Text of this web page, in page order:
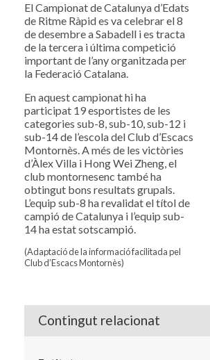
El Campionat de Catalunya d’Edats
de Ritme Ràpid es va celebrar el 8
de desembre a Sabadell i es tracta
de la tercera i última competició
important de l’any organitzada per
la Federació Catalana.
En aquest campionat hi ha
participat 19 esportistes de les
categories sub-8, sub-10, sub-12 i
sub-14 de l’escola del Club d’Escacs
Montornès. A més de les victòries
d’Àlex Villa i Hong Wei Zheng, el
club montornesenc també ha
obtingut bons resultats grupals.
L’equip sub-8 ha revalidat el títol de
campió de Catalunya i l’equip sub-
14 ha estat sotscampió.
(Adaptació de la informació facilitada pel
Club d’Escacs Montornès)
Contingut relacionat